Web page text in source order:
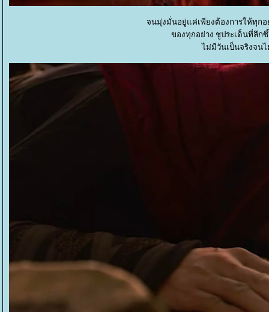
จนมุ่งมั่นอยู่แค่เพียงต้องการให้ทุก
ของทุกอย่าง ชูประเด็นที่ลึก
ไม่มีวันเป็นจริงจน